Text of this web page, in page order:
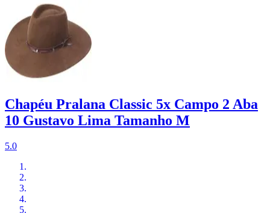
Chapéu Pralana Classic 5x Campo 2 Aba
10 Gustavo Lima Tamanho M
5.0